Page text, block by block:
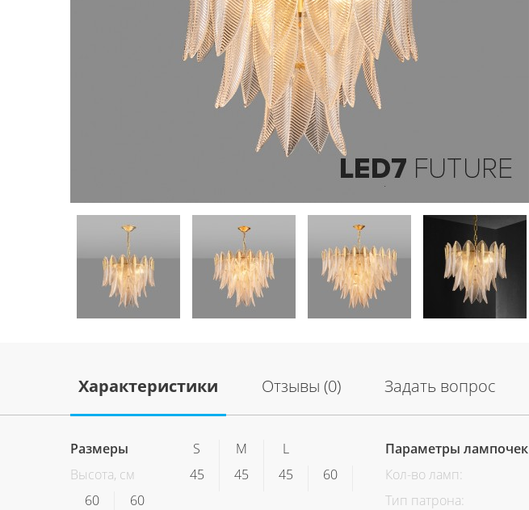
Характеристики Отзывы (0) Задать вопрос
Размеры S M
L
Высота, см
45 45 45
60
60
60
Параметры лампочек
Кол-во ламп:
Тип патрона: